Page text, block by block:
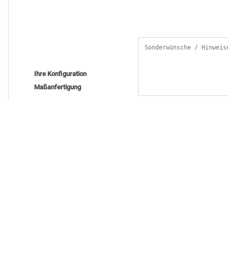
Ihre Konfiguration
Maßanfertigung